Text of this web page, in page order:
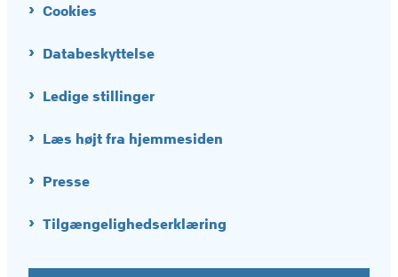
Cookies
Databeskyttelse
Ledige stillinger
Læs højt fra hjemmesiden
Presse
Tilgængelighedserklæring